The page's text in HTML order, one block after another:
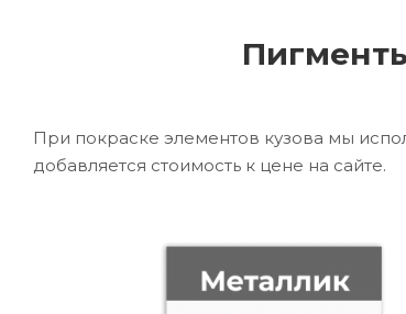
При покраске элементов кузова мы
добавляется стоимость к цене на сайте.